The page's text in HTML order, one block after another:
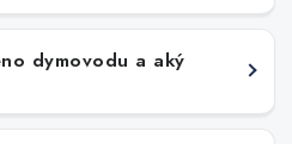
dymovodu a aký